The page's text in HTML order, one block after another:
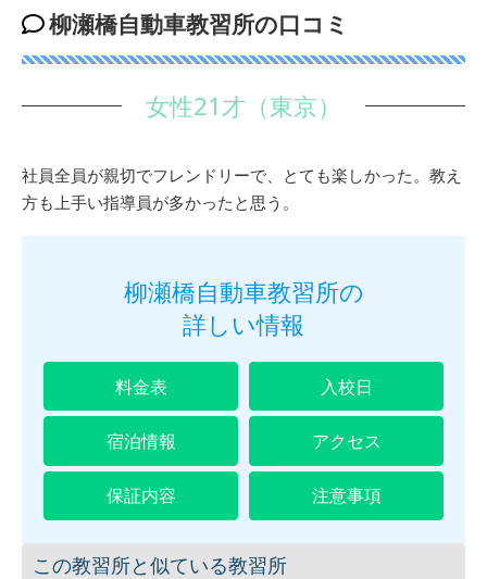
柳瀬橋自動車教習所の口コミ
女性21才（東京）
社員全員が親切でフレンドリーで、とても楽しかった。教え
方も上手い指導員が多かったと思う。
柳瀬橋自動車教習所の
詳しい情報
料金表 入校日
宿泊情報 アクセス
保証内容 注意事項
この教習所と似ている教習所